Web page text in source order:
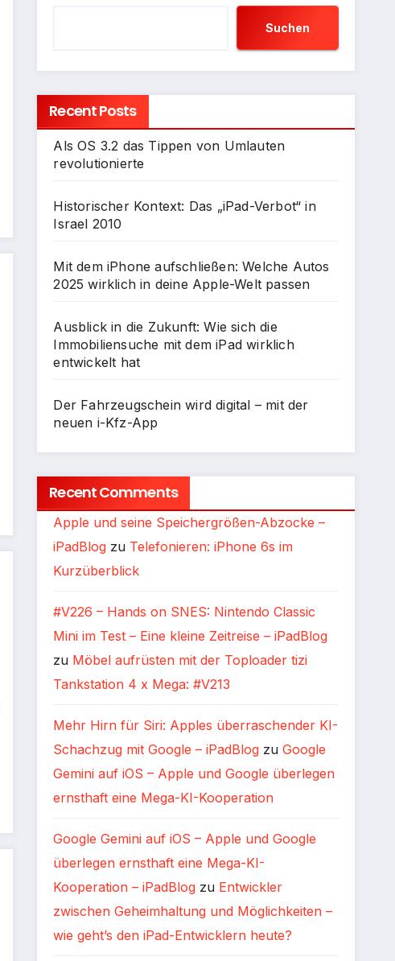
Suchen
Recent Posts
Als OS 3.2 das Tippen von Umlauten
revolutionierte
Historischer Kontext: Das „iPad-Verbot“ in
Israel 2010
Mit dem iPhone aufschließen: Welche Autos
2025 wirklich in deine Apple-Welt passen
Ausblick in die Zukunft: Wie sich die
Immobiliensuche mit dem iPad wirklich
entwickelt hat
Der Fahrzeugschein wird digital – mit der
neuen i-Kfz-App
Recent Comments
Apple und seine Speichergrößen-Abzocke –
iPadBlog zu Telefonieren: iPhone 6s im
Kurzüberblick
#V226 – Hands on SNES: Nintendo Classic
Mini im Test – Eine kleine Zeitreise – iPadBlog
zu Möbel aufrüsten mit der Toploader tizi
Tankstation 4 x Mega: #V213
Mehr Hirn für Siri: Apples überraschender KI-
Schachzug mit Google – iPadBlog zuGoogle
Gemini auf iOS – Apple und Google überlegen
ernsthaft eine Mega-KI-Kooperation
Google Gemini auf iOS – Apple und Google
überlegen ernsthaft eine Mega-KI-
Kooperation – iPadBlog zu Entwickler
zwischen Geheimhaltung und Möglichkeiten –
wie geht’s den iPad-Entwicklern heute?